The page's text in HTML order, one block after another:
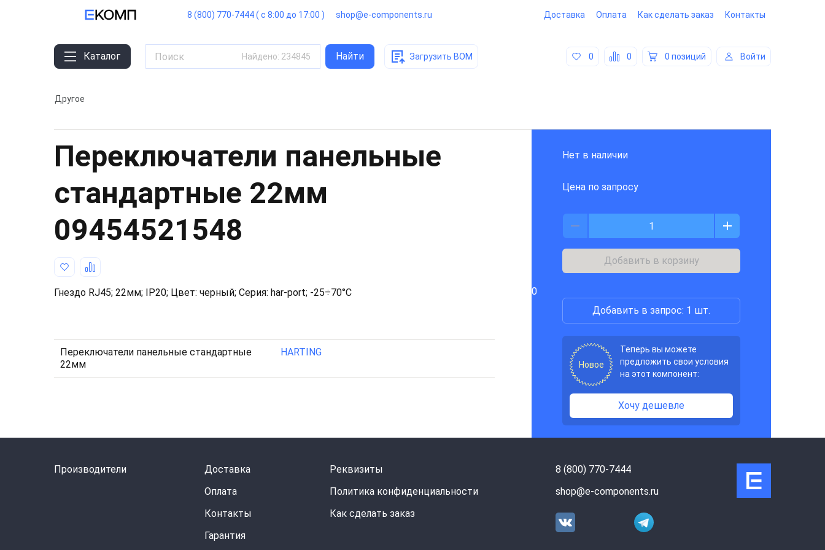
8 (800) 770-7444 ( с 8:00 до 17:00 ) shop@e-components.ru Доставка Оплата Как сделать заказ Контакты
Каталог Найдено: 234845 Найти Загрузить BOM 0 0 0 позиций Войти
Другое
Переключатели панельные
стандартные 22мм
09454521548
Гнездо RJ45; 22мм; IP20; Цвет: черный; Серия: har-port; -25÷70°C
Переключатели панельные стандартные
22мм
HARTING
Нет в наличии
Цена по запросу
Добавить в корзину
0
Добавить в запрос: 1 шт.
Новое
Теперь вы можете
предложить свои условия
на этот компонент:
Хочу дешевле
Производители
Доставка
Оплата
Контакты
Гарантия
Реквизиты
Политика конфиденциальности
Как сделать заказ
8 (800) 770-7444
shop@e-components.ru